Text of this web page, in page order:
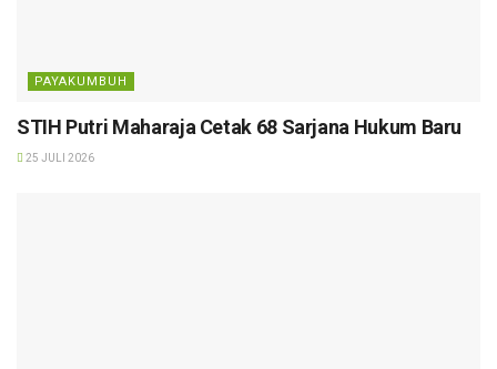
PAYAKUMBUH
STIH Putri Maharaja Cetak 68 Sarjana Hukum Baru
25 JULI 2026